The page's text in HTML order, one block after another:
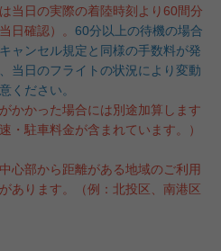
当日の実際の着陸時刻より60間分
日確認）。 60分以上の待機の場合
ャンセル規定と同様の手数料が発
当日のフライトの状況により変動
ください。
かかった場合には別途加算します
・駐車料金が含まれています。）
心部から距離がある地域のご利用
あります。（例：北投区、南港区